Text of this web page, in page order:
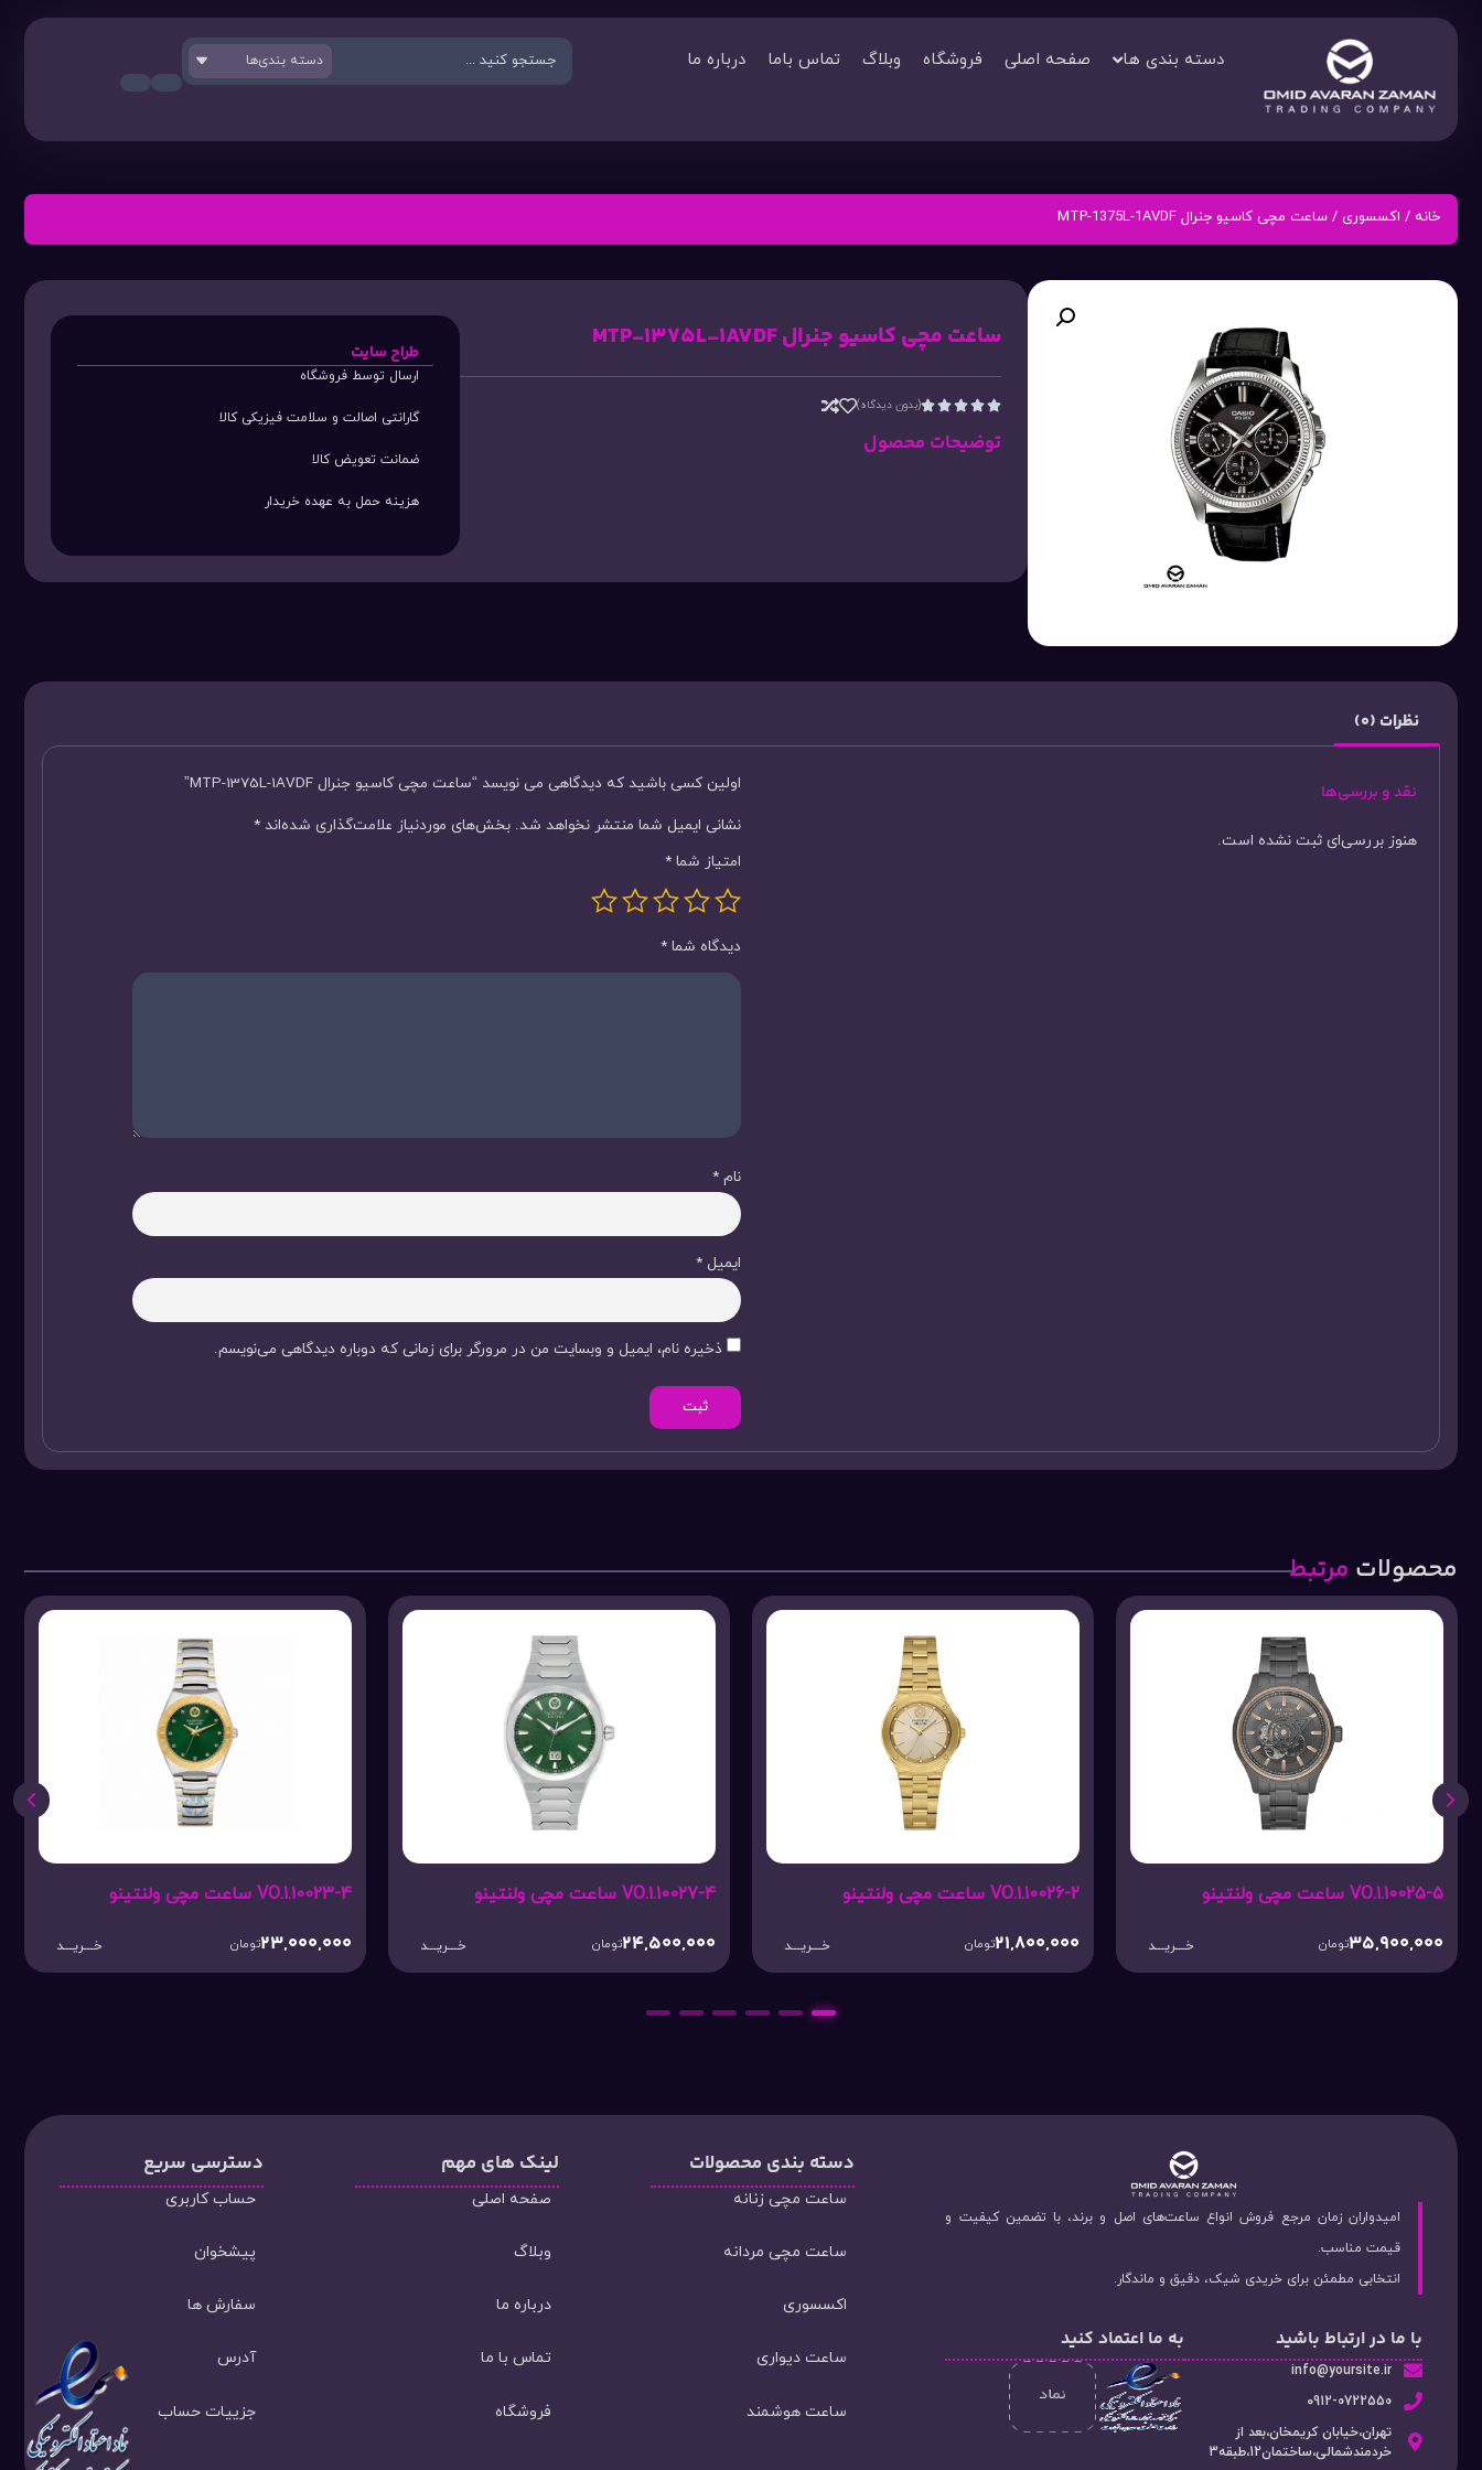
دسته بندی ها صفحه اصلی فروشگاه وبلاگ تماس باما درباره ما دسته بندی‌ها
خانه / اکسسوری / ساعت مچی کاسیو جنرال MTP-1375L-1AVDF
ساعت مچی کاسیو جنرال MTP-1375L-1AVDF




(بدون دیدگاه)
توضیحات محصول
طراح سایت
ارسال توسط فروشگاه
گارانتی اصالت و سلامت فیزیکی کالا
ضمانت تعویض کالا
هزینه حمل به عهده خریدار
نظرات (0)
نقد و بررسی‌ها
هنوز بررسی‌ای ثبت نشده است.
اولین کسی باشید که دیدگاهی می نویسد “ساعت مچی کاسیو جنرال MTP-1375L-1AVDF”
نشانی ایمیل شما منتشر نخواهد شد. بخش‌های موردنیاز علامت‌گذاری شده‌اند *
امتیاز شما *
دیدگاه شما *
نام *
ایمیل *
ذخیره نام، ایمیل و وبسایت من در مرورگر برای زمانی که دوباره دیدگاهی می‌نویسم.
محصولات مرتبط
خـــریـــد
VO.1.10026-2 ساعت مچی ولنتینو
تومان خـــریـــد
VO.1.10027-4 ساعت مچی ولنتینو
تومان خـــریـــد
VO.1.10023-4 ساعت مچی ولنتینو
تومان خـــریـــد
VO.1.10025-3 ساعت مچی ولنتینو
تومان
1
2
3
4
5
امیدواران زمان مرجع فروش انواع ساعت‌های اصل و برند، با تضمین کیفیت و
قیمت مناسب.
انتخابی مطمئن برای خریدی شیک، دقیق و ماندگار.
با ما در ارتباط باشید
info@yoursite.ir
۰912-0722550
تهران،خیابان کریمخان،بعد از
خردمندشمالی،ساختمان12،طبقه3
به ما اعتماد کنید
دسته‌ بندی محصولات
ساعت مچی زنانه
ساعت مچی مردانه
اکسسوری
ساعت دیواری
ساعت هوشمند
لینک های مهم
صفحه اصلی
وبلاگ
درباره ما
تماس با ما
فروشگاه
دسترسی سریع
حساب کاربری
پیشخوان
سفارش ها
آدرس
جزییات حساب